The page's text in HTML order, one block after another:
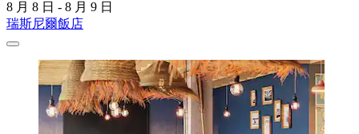
8 月 8 日 - 8 月 9 日
瑞斯尼爾飯店